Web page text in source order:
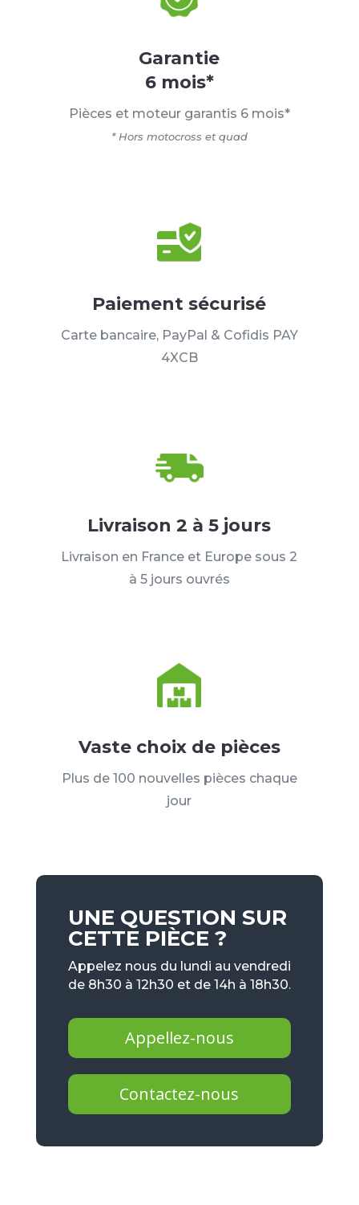
Garantie
6 mois*
Pièces et moteur garantis 6 mois*
* Hors motocross et quad
Paiement sécurisé
Carte bancaire, PayPal & Cofidis PAY
4XCB
Livraison 2 à 5 jours
Livraison en France et Europe sous 2
à 5 jours ouvrés
Vaste choix de pièces
Plus de 100 nouvelles pièces chaque
jour
UNE QUESTION SUR
CETTE PIÈCE ?
Appelez nous du lundi au vendredi
de 8h30 à 12h30 et de 14h à 18h30.
Appellez-nous
Contactez-nous